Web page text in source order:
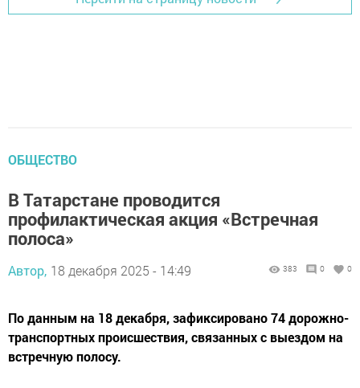
ОБЩЕСТВО
В Татарстане проводится
профилактическая акция «Встречная
полоса»
Автор, 18 декабря 2025 - 14:49 383 0 0
По данным на 18 декабря, зафиксировано 74 дорожно-
транспортных происшествия, связанных с выездом на
встречную полосу.